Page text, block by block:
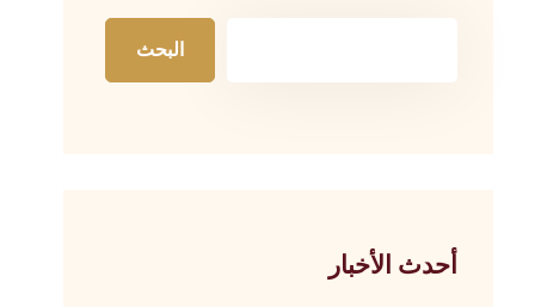
البحث
أحدث الأخبار